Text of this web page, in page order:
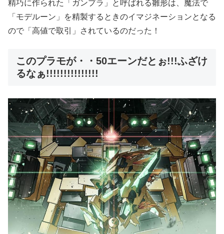
精巧に作られた「ガンプラ」と呼ばれる雛形は、魔法で
「モデルーン」を精製するときのイマジネーションとなる
ので「高値で取引」されているのだった！
このプラモが・・50エーンだとぉ!!!ふざけ
るなぁ!!!!!!!!!!!!!!!